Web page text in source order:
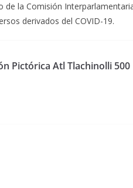
de la Comisión
derivados del COVID-19.
Pictórica Atl Tlachinolli 500